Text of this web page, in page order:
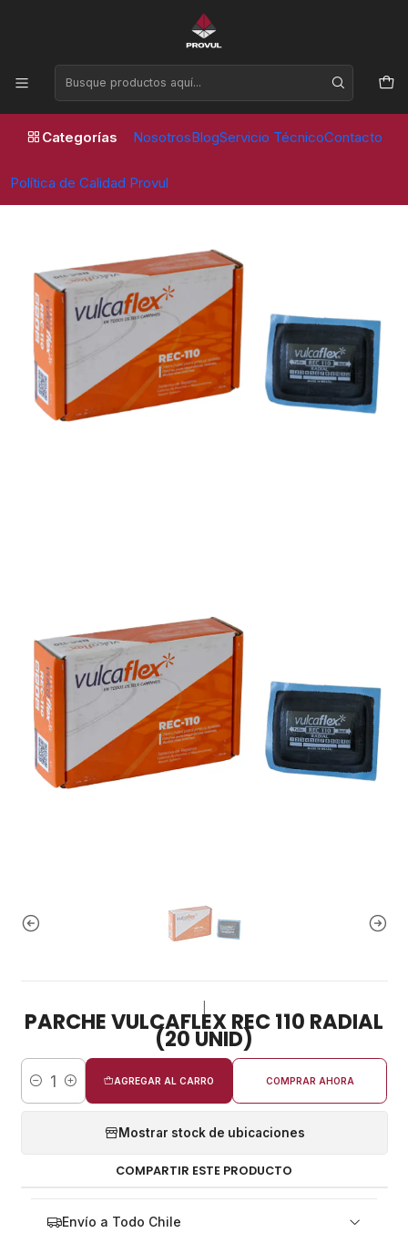
Categorías NosotrosBlogServicio TécnicoContacto
Política de Calidad Provul
Horario de atención Lunes a Viernes de 09:00 a 17:30 horas
Inicio Parches
PARCHE VULCAFLEX REC 110 RADIAL
(20 UNID)
Cantidad
AGREGAR AL CARRO COMPRAR AHORA
Mostrar stock de ubicaciones
COMPARTIR ESTE PRODUCTO
Envío a Todo Chile